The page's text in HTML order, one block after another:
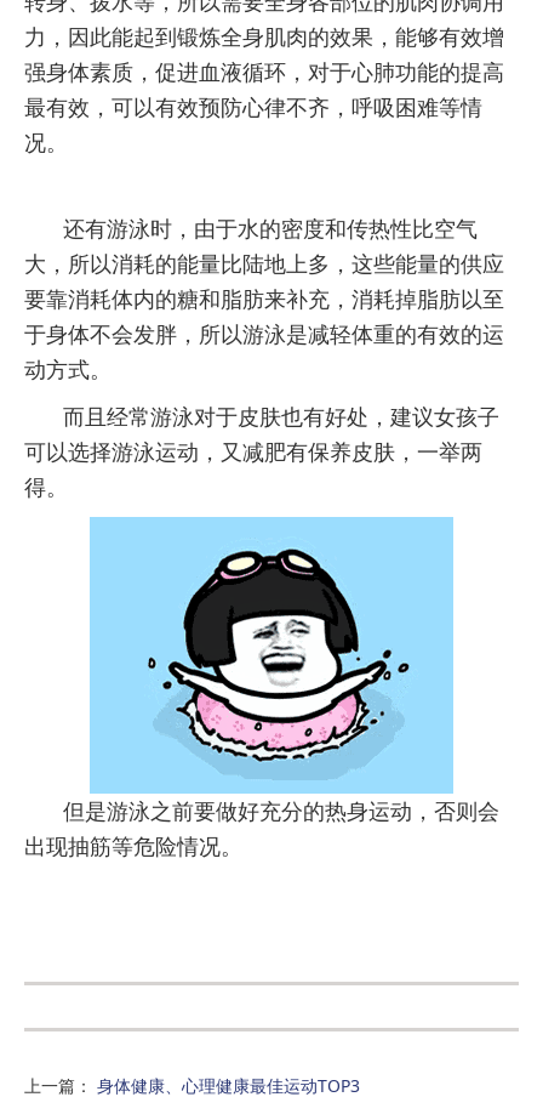
力，因此能起到锻炼全身肌肉的效果，能够有效增
强身体素质，促进血液循环，对于心肺功能的提高
最有效，可以有效预防心律不齐，呼吸困难等情
况。
还有游泳时，由于水的密度和传热性比空气
大，所以消耗的能量比陆地上多，这些能量的供应
要靠消耗体内的糖和脂肪来补充，消耗掉脂肪以至
于身体不会发胖，所以游泳是减轻体重的有效的运
动方式。
而且经常游泳对于皮肤也有好处，建议女孩子
可以选择游泳运动，又减肥有保养皮肤，一举两
得。
但是游泳之前要做好充分的热身运动，否则会
出现抽筋等危险情况。
上一篇 ： 身体健康、心理健康最佳运动TOP3